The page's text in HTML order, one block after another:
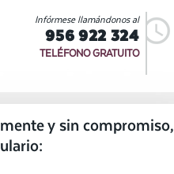
Infórmese llamándonos al
956 922 324
TELÉFONO GRATUITO
y sin compromiso,